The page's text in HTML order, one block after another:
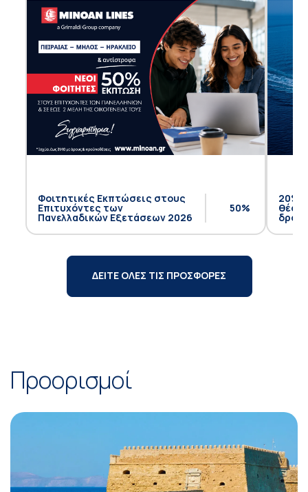
Φοιτητικές Εκπτώσεις στους
Επιτυχόντες των
Πανελλαδικών Εξετάσεων 2026
50%
20%
θέση
ΔΕΙΤΕ ΟΛΕΣ ΤΙΣ ΠΡΟΣΦΟΡΕΣ
Προορισμοί